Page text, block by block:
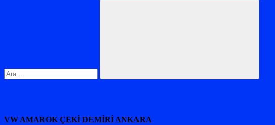
Ara
VW AMAROK ÇEKİ DEMİRİ ANKARA